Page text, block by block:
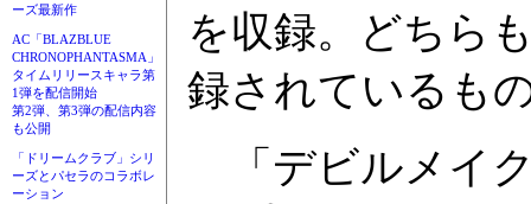
ーズ最新作
AC「BLAZBLUE
CHRONOPHANTASMA」
タイムリリースキャラ第
1弾を配信開始
第2弾、第3弾の配信内容
も公開
「ドリームクラブ」シリ
ーズとパセラのコラボレ
ーション
を収録。どちら
録されているも
「デビルメイ